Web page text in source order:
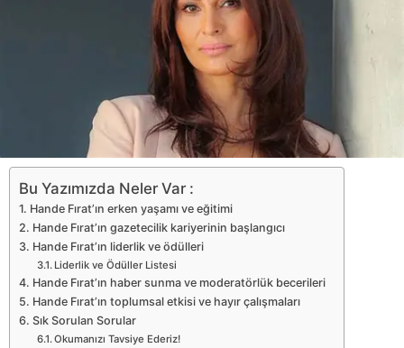
Bu Yazımızda Neler Var :
Hande Fırat’ın erken yaşamı ve eğitimi
Hande Fırat’ın gazetecilik kariyerinin başlangıcı
Hande Fırat’ın liderlik ve ödülleri
Liderlik ve Ödüller Listesi
Hande Fırat’ın haber sunma ve moderatörlük becerileri
Hande Fırat’ın toplumsal etkisi ve hayır çalışmaları
Sık Sorulan Sorular
Okumanızı Tavsiye Ederiz!